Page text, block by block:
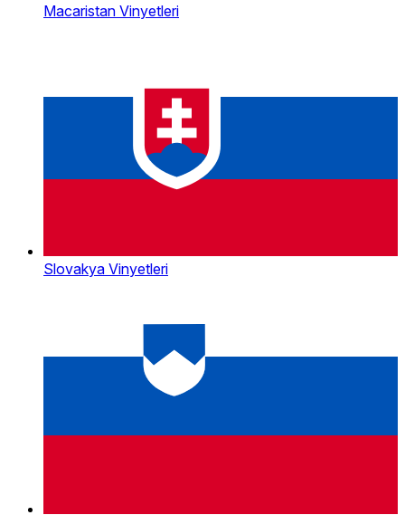
Macaristan Vinyetleri
Slovakya Vinyetleri